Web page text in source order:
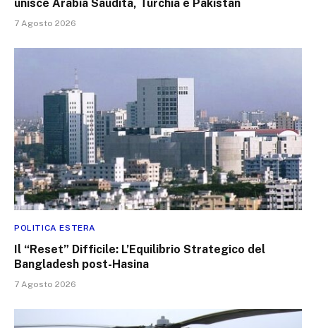
unisce Arabia Saudita, Turchia e Pakistan
7 Agosto 2026
POLITICA ESTERA
Il “Reset” Difficile: L’Equilibrio Strategico del
Bangladesh post-Hasina
7 Agosto 2026